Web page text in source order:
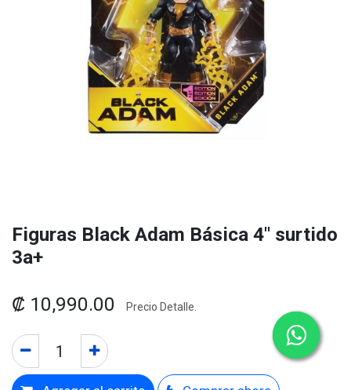
Figuras Black Adam Básica 4" surtido
3a+
₡ 10,990.00 Precio Detalle.